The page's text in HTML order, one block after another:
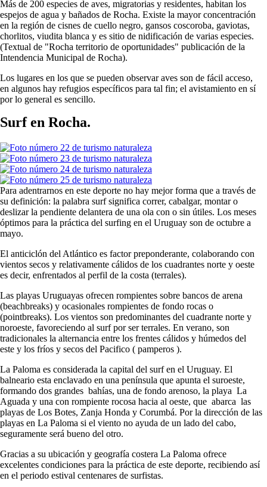
Más de 200 especies de aves, migratorias y residentes, habitan los
espejos de agua y bañados de Rocha. Existe la mayor concentración
en la región de cisnes de cuello negro, gansos coscoroba, gaviotas,
chorlitos, viudita blanca y es sitio de nidificación de varias especies.
(Textual de "Rocha territorio de oportunidades" publicación de la
Intendencia Municipal de Rocha).
Los lugares en los que se pueden observar aves son de fácil acceso,
en algunos hay refugios específicos para tal fin; el avistamiento en sí
por lo general es sencillo.
Surf en Rocha.
Para adentrarnos en este deporte no hay mejor forma que a través de
su definición: la palabra surf significa correr, cabalgar, montar o
deslizar la pendiente delantera de una ola con o sin útiles. Los meses
óptimos para la práctica del surfing en el Uruguay son de octubre a
mayo.
El anticiclón del Atlántico es factor preponderante, colaborando con
vientos secos y relativamente cálidos de los cuadrantes norte y oeste
es decir, enfrentados al perfil de la costa (terrales).
Las playas Uruguayas ofrecen rompientes sobre bancos de arena
(beachbreaks) y ocasionales rompientes de fondo rocas o
(pointbreaks). Los vientos son predominantes del cuadrante norte y
noroeste, favoreciendo al surf por ser terrales. En verano, son
tradicionales la alternancia entre los frentes cálidos y húmedos del
este y los fríos y secos del Pacifico ( pamperos ).
La Paloma es considerada la capital del surf en el Uruguay. El
balneario esta enclavado en una península que apunta el suroeste,
formando dos grandes bahías, una de fondo arenoso, la playa La
Aguada y una con rompiente rocosa hacia al oeste, que abarca las
playas de Los Botes, Zanja Honda y Corumbá. Por la dirección de las
playas en La Paloma si el viento no ayuda de un lado del cabo,
seguramente será bueno del otro.
Gracias a su ubicación y geografía costera La Paloma ofrece
excelentes condiciones para la práctica de este deporte, recibiendo así
en el periodo estival centenares de surfistas.